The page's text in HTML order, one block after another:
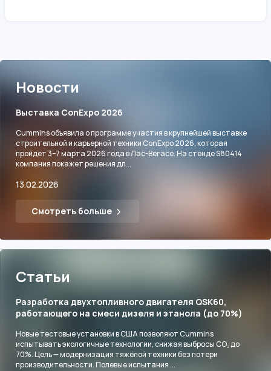
Новости
Выставка ConExpo 2026
Cummins объявила о программе участия в крупнейшей выставке
строительной и карьерной техники ConExpo 2026, которая
пройдёт 3–7 марта 2026 года в Лас-Вегасе. На стенде S80414
компания покажет решения дл...
13.02.2026
Смотреть больше
Статьи
Разработка двухтопливного двигателя QSK60,
работающего на смеси дизеля и этанола (до 70%)
Новые тестовые установки в США позволяют Cummins
испытывать экологичные технологии, снижая выбросы CO₂ до
70%. Цель — модернизация тяжёлой техники без потери
производительности. Полевые испытания ...